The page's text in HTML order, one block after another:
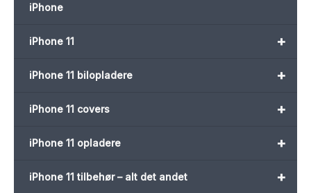
iPhone
+
iPhone 11
+
iPhone 11 bilopladere
+
iPhone 11 covers
+
iPhone 11 opladere
+
iPhone 11 tilbehør – alt det andet